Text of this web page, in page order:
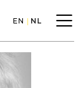
EN NL